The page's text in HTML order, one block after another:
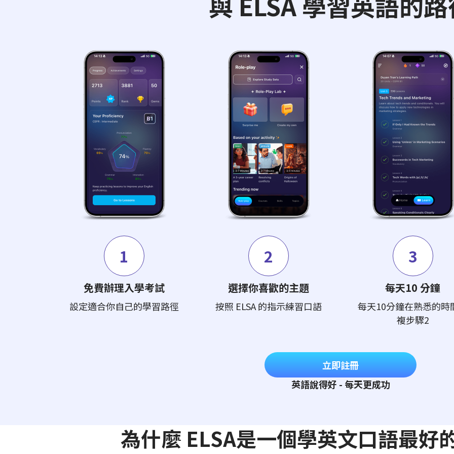
1
免費辦理入學考試
設定適合你自己的學習路徑
2
選擇你喜歡的主題
按照 ELSA 的指示練習口語
3
每天10 分鐘
每天10分鐘在熟悉的時
複步驟2
立即註冊
英語說得好 - 每天更成功
為什麼 ELSA是一個學英文口語最好